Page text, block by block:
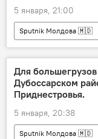
5 января, 21:00
Sputnik Молдова 🇲🇩
Для
Дубоссарском
Приднестровья.
5 января, 20:38
Sputnik Молдова 🇲🇩